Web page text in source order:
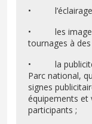
• l’éclairage
• les images
tournages à
• la publicité.
Parc national,
signes
équipements et
participants ;